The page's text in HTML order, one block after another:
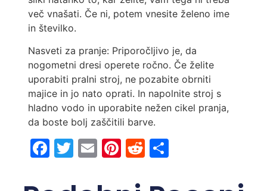
več vnašati. Če ni, potem vnesite želeno ime
in številko.
Nasveti za pranje: Priporočljivo je, da
nogometni dresi operete ročno. Če želite
uporabiti pralni stroj, ne pozabite obrniti
majice in jo nato oprati. In napolnite stroj s
hladno vodo in uporabite nežen cikel pranja,
da boste bolj zaščitili barve.
Facebook
Twitter
EmailPinterest
Reddit
Share